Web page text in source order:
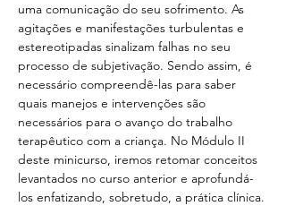
uma comunicação do seu sofrimento. As
agitações e manifestações turbulentas e
estereotipadas sinalizam falhas no seu
processo de subjetivação. Sendo assim, é
necessário compreendê-las para saber
quais manejos e intervenções são
necessários para o avanço do trabalho
terapêutico com a criança. No Módulo II
deste minicurso, iremos retomar conceitos
levantados no curso anterior e aprofundá-
los enfatizando, sobretudo, a prática clínica.